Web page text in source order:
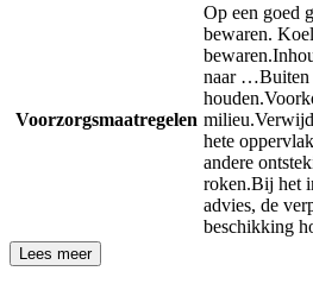
Voorzorgsmaatregelen
Op een goed
bewaren. Koel
bewaren.
naar …Buiten
houden.
milieu.
hete
andere
roken.Bij het
advies, de
beschikking
Lees meer